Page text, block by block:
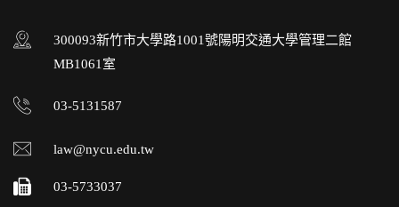
300093新竹市大學路1001號陽明交通大學管理二館
MB1061室
03-5131587
law@nycu.edu.tw
03-5733037